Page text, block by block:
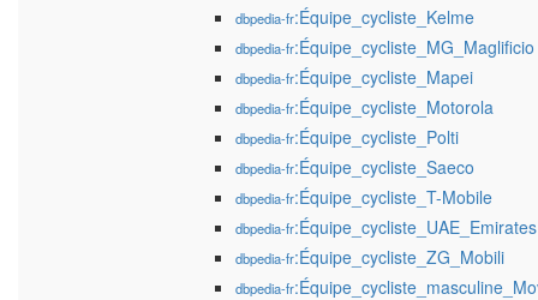
dbpedia-fr:Équipe_cycliste_Kelme
dbpedia-fr:Équipe_cycliste_MG_Maglificio
dbpedia-fr:Équipe_cycliste_Mapei
dbpedia-fr:Équipe_cycliste_Motorola
dbpedia-fr:Équipe_cycliste_Polti
dbpedia-fr:Équipe_cycliste_Saeco
dbpedia-fr:Équipe_cycliste_T-Mobile
dbpedia-fr:Équipe_cycliste_UAE_Emirates
dbpedia-fr:Équipe_cycliste_ZG_Mobili
dbpedia-fr